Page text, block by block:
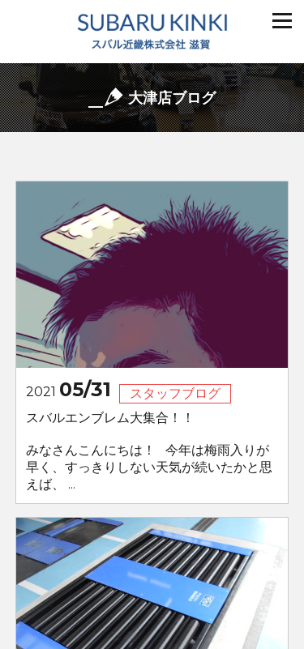
大津店ブログ
2021 05/31
スタッフブログ
スバルエンブレム大集合！！
みなさんこんにちは！ 今年は梅雨入りが
早く、すっきりしない天気が続いたかと思
えば、 ...